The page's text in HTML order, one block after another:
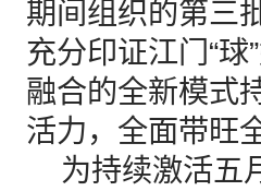
期间组织的第三
充分印证江门“
融合的全新模式
活力，全面带旺
为持续激活五